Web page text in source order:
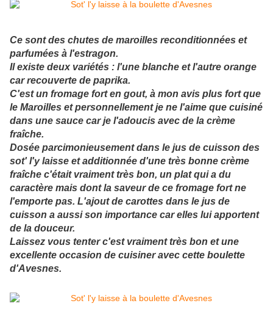
Ce sont des chutes de maroilles reconditionnées et
parfumées à l'estragon.
Il existe deux variétés : l'une blanche et l'autre orange
car recouverte de paprika.
C'est un fromage fort en gout, à mon avis plus fort que
le Maroilles et personnellement je ne l'aime que cuisiné
dans une sauce car je l'adoucis avec de la crème
fraîche.
Dosée parcimonieusement dans le jus de cuisson des
sot' l'y laisse et additionnée d'une très bonne crème
fraîche c'était vraiment très bon, un plat qui a du
caractère mais dont la saveur de ce fromage fort ne
l'emporte pas. L'ajout de carottes dans le jus de
cuisson a aussi son importance car elles lui apportent
de la douceur.
Laissez vous tenter c'est vraiment très bon et une
excellente occasion de cuisiner avec cette boulette
d'Avesnes.